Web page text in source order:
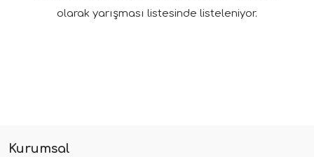
olarak yarışması listesinde listeleniyor.
Kurumsal